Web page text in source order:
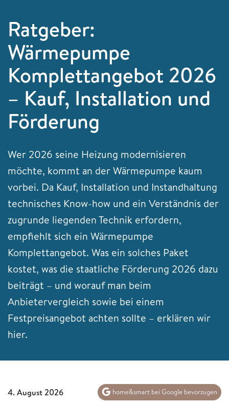
Ratgeber:
Wärmepumpe
Komplettangebot 2026
– Kauf, Installation und
Förderung
Wer 2026 seine Heizung modernisieren
möchte, kommt an der Wärmepumpe kaum
vorbei. Da Kauf, Installation und Instandhaltung
technisches Know-how und ein Verständnis der
zugrunde liegenden Technik erfordern,
empfiehlt sich ein Wärmepumpe
Komplettangebot. Was ein solches Paket
kostet, was die staatliche Förderung 2026 dazu
beiträgt – und worauf man beim
Anbietervergleich sowie bei einem
Festpreisangebot achten sollte – erklären wir
hier.
4. August 2026 home&smart bei Google bevorzugen